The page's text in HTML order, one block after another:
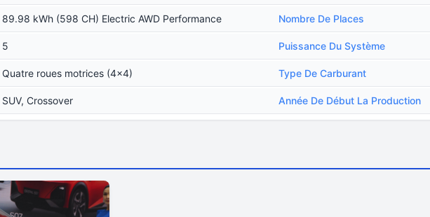
89.98 kWh (598 CH) Electric AWD Performance Nombre De Places
5 Puissance Du Système
Quatre roues motrices (4x4) Type De Carburant
SUV, Crossover Année De Début La Production